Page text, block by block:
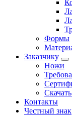
Формы
Заказчику
Ножи
Контакты
Честный знак